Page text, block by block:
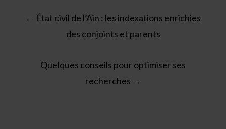
Post
navigation
← État civil de l’Ain : les indexations enrichies
des conjoints et parents
Quelques conseils pour optimiser ses
recherches →